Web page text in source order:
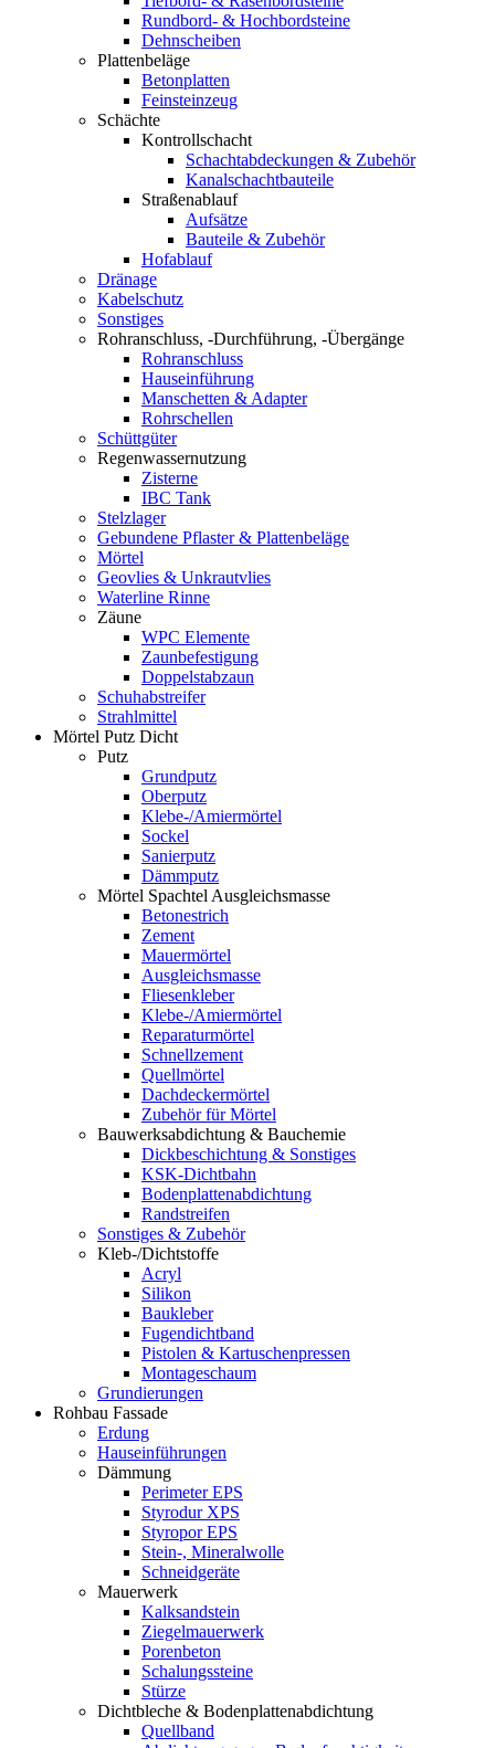
Rundbord- & Hochbordsteine
Dehnscheiben
Plattenbeläge
Betonplatten
Feinsteinzeug
Schächte
Kontrollschacht
Schachtabdeckungen & Zubehör
Kanalschachtbauteile
Straßenablauf
Aufsätze
Bauteile & Zubehör
Hofablauf
Dränage
Kabelschutz
Sonstiges
Rohranschluss, -Durchführung, -Übergänge
Rohranschluss
Hauseinführung
Manschetten & Adapter
Rohrschellen
Schüttgüter
Regenwassernutzung
Zisterne
IBC Tank
Stelzlager
Gebundene Pflaster & Plattenbeläge
Mörtel
Geovlies & Unkrautvlies
Waterline Rinne
Zäune
WPC Elemente
Zaunbefestigung
Doppelstabzaun
Schuhabstreifer
Strahlmittel
Mörtel Putz Dicht
Putz
Grundputz
Oberputz
Klebe-/Amiermörtel
Sockel
Sanierputz
Dämmputz
Mörtel Spachtel Ausgleichsmasse
Betonestrich
Zement
Mauermörtel
Ausgleichsmasse
Fliesenkleber
Klebe-/Amiermörtel
Reparaturmörtel
Schnellzement
Quellmörtel
Dachdeckermörtel
Zubehör für Mörtel
Bauwerksabdichtung & Bauchemie
Dickbeschichtung & Sonstiges
KSK-Dichtbahn
Bodenplattenabdichtung
Randstreifen
Sonstiges & Zubehör
Kleb-/Dichtstoffe
Acryl
Silikon
Baukleber
Fugendichtband
Pistolen & Kartuschenpressen
Montageschaum
Grundierungen
Rohbau Fassade
Erdung
Hauseinführungen
Dämmung
Perimeter EPS
Styrodur XPS
Styropor EPS
Stein-, Mineralwolle
Schneidgeräte
Mauerwerk
Kalksandstein
Ziegelmauerwerk
Porenbeton
Schalungssteine
Stürze
Dichtbleche & Bodenplattenabdichtung
Quellband